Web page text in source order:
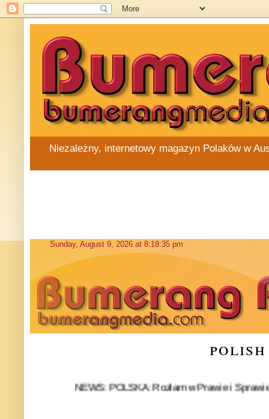
Niezależny, internetowy magazyn Polaków w
NEWS: POLSKA: Rozłam w Prawie i